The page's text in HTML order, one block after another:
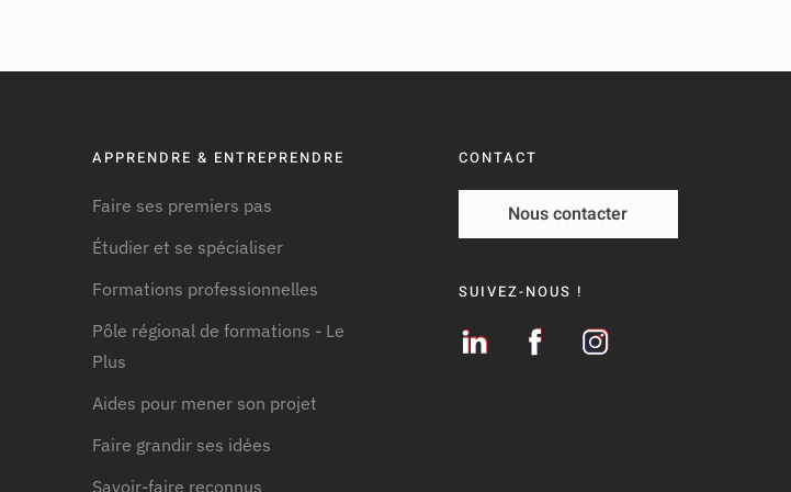
APPRENDRE & ENTREPRENDRE
Faire ses premiers pas
Étudier et se spécialiser
Formations professionnelles
Pôle régional de formations - Le
Plus
Aides pour mener son projet
Faire grandir ses idées
Savoir-faire reconnus
CONTACT
Nous contacter
SUIVEZ-NOUS !